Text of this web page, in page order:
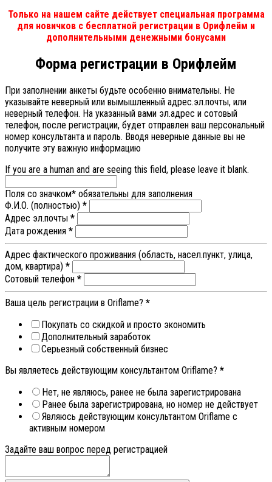
Только на нашем сайте действует специальная программа
для новичков с бесплатной регистрации в Орифлейм и
дополнительными денежными бонусами
Форма регистрации в Орифлейм
При заполнении анкеты будьте особенно внимательны. Не
указывайте неверный или вымышленный адрес.эл.почты, или
неверный телефон. На указанный вами эл.адрес и сотовый
телефон, после регистрации, будет отправлен ваш персональный
номер консультанта и пароль. Вводя неверные данные вы не
получите эту важную информацию
If you are a human and are seeing this field, please leave it blank.
Поля со значком* обязательны для заполнения
Ф.И.О. (полностью) *
Адрес эл.почты *
Дата рождения *
Адрес фактического проживания (область, насел.пункт, улица,
дом, квартира) *
Сотовый телефон *
Ваша цель регистрации в Oriflame? *
Покупать со скидкой и просто экономить
Дополнительный заработок
Серьезный собственный бизнес
Вы являетесь действующим консультантом Oriflame? *
Нет, не являюсь, ранее не была зарегистрирована
Ранее была зарегистрирована, но номер не действует
Являюсь действующим консультантом Oriflame с
активным номером
Задайте ваш вопрос перед регистрацией